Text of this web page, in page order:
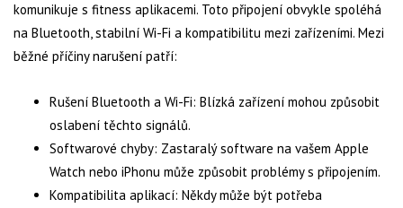
komunikuje s fitness aplikacemi. Toto připojení obvykle spoléhá
na Bluetooth, stabilní Wi-Fi a kompatibilitu mezi zařízeními. Mezi
běžné příčiny narušení patří:
Rušení Bluetooth a Wi-Fi: Blízká zařízení mohou způsobit
oslabení těchto signálů.
Softwarové chyby: Zastaralý software na vašem Apple
Watch nebo iPhonu může způsobit problémy s připojením.
Kompatibilita aplikací: Někdy může být potřeba